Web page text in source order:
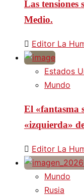
Las tensiones
Medio.
Editor La
Estados
Mundo
El «fantasma
«izquierda»
Editor La
Mundo
Rusia